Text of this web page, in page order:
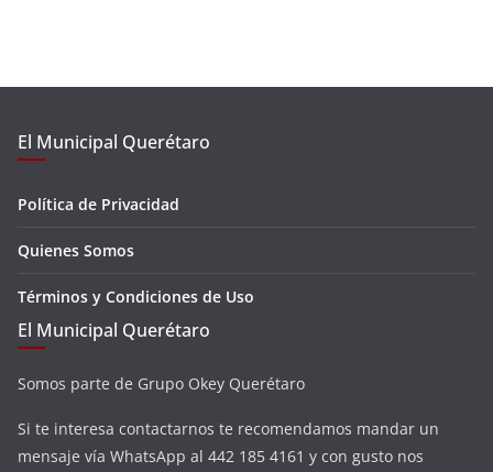
El Municipal Querétaro
Política de Privacidad
Quienes Somos
Términos y Condiciones de Uso
El Municipal Querétaro
Somos parte de Grupo Okey Querétaro
Si te interesa contactarnos te recomendamos mandar un
mensaje vía WhatsApp al 442 185 4161 y con gusto nos